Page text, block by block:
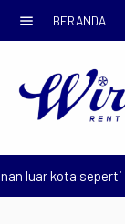
menu BERANDA
luar kota seperti